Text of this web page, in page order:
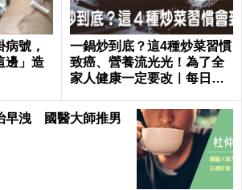
號，
邊」造
一鍋炒到底？這4種炒菜習慣
致癌、營養流光光！為了全
家人健康一定要改｜每日健
早洩 國醫大師推男